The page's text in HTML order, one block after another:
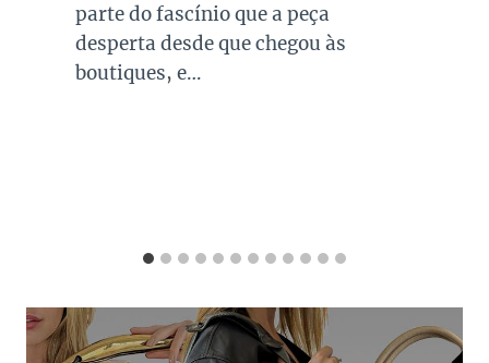
combinações para quase todo look
que usamos, sejam eles para
ocasiões casuais ou mais…